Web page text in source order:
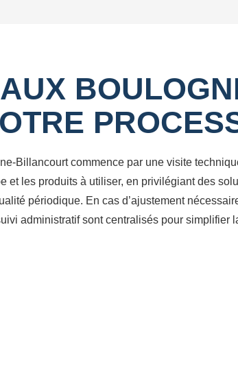
Billancourt commence par une visite
et les produits à utiliser, en privilégiant des
périodique. En cas d’ajustement
administratif sont centralisés pour simplifier